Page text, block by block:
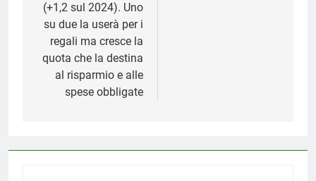
(+1,2 sul 2024). Uno
su due la userà per i
regali ma cresce la
quota che la destina
al risparmio e alle
spese obbligate